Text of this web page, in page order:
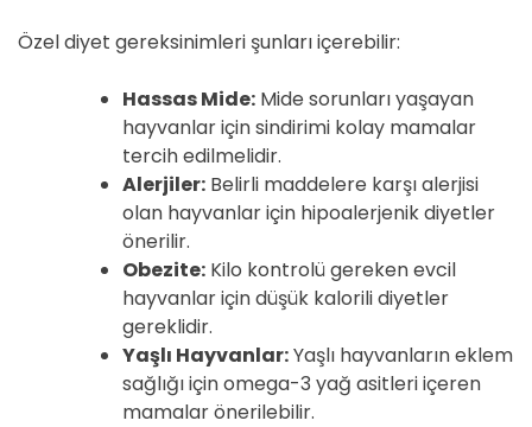
Özel diyet gereksinimleri şunları içerebilir:
Hassas Mide: Mide sorunları yaşayan
hayvanlar için sindirimi kolay mamalar
tercih edilmelidir.
Alerjiler: Belirli maddelere karşı alerjisi
olan hayvanlar için hipoalerjenik diyetler
önerilir.
Obezite: Kilo kontrolü gereken evcil
hayvanlar için düşük kalorili diyetler
gereklidir.
Yaşlı Hayvanlar:Yaşlı hayvanların eklem
sağlığı için omega-3 yağ asitleri içeren
mamalar önerilebilir.